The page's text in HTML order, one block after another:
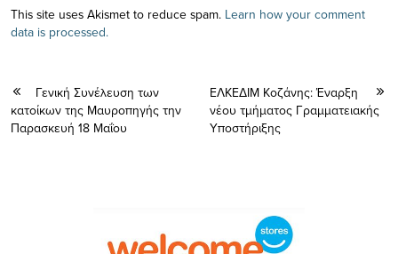
This site uses Akismet to reduce spam. Learn how your comment
data is processed.
Γενική Συνέλευση των
κατοίκων της Μαυροπηγής την
Παρασκευή 18 Μαΐου
ΕΛΚΕΔΙΜ Κoζάνης: Έναρξη
νέου τμήματος Γραμματειακής
Υποστήριξης